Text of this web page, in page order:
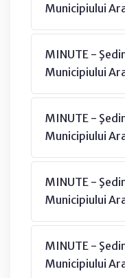
Municipiului
MINUTE -
Municipiului
MINUTE -
Municipiului
MINUTE -
Municipiului
MINUTE -
Municipiului